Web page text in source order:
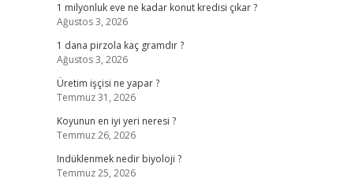
1 milyonluk eve ne kadar konut kredisi çıkar ?
Ağustos 3, 2026
1 dana pirzola kaç gramdır ?
Ağustos 3, 2026
Üretim işçisi ne yapar ?
Temmuz 31, 2026
Koyunun en iyi yeri neresi ?
Temmuz 26, 2026
Indüklenmek nedir biyoloji ?
Temmuz 25, 2026